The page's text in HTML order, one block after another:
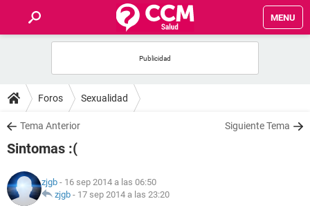
MENU
FOROS
SALUD
NUTRICIÓN
Foros Sexualidad
Tema Anterior Siguiente Tema
Sintomas :(
zjgb - 16 sep 2014 a las 06:50
zjgb - 17 sep 2014 a las 23:20